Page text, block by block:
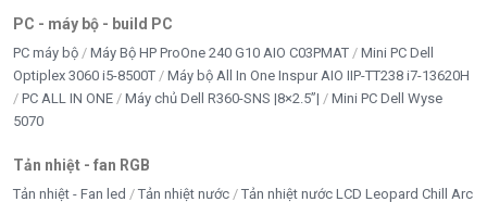
Bus bộ nhớ
Xung nhịp
Cổng kết nối
PC - máy bộ - build PC
PC máy bộ Máy Bộ HP ProOne 240 G10 AIO C03PMAT
Mini PC Dell
Optiplex 3060 i5-8500T
Máy bộ All In One Inspur AIO IIP-TT238 i7-13620H
PC ALL IN ONE
Máy chủ Dell R360-SNS |8×2.5”|
Mini PC Dell Wyse
5070
Tản nhiệt - fan RGB
Tản nhiệt - Fan led Tản nhiệt nước
Tản nhiệt nước LCD Leopard Chill Arc